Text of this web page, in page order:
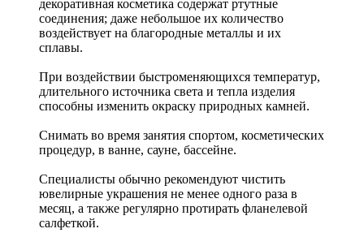
декоративная косметика содержат ртутные
соединения; даже небольшое их количество
воздействует на благородные металлы и их
сплавы.
При воздействии быстроменяющихся температур,
длительного источника света и тепла изделия
способны изменить окраску природных камней.
Снимать во время занятия спортом, косметических
процедур, в ванне, сауне, бассейне.
Специалисты обычно рекомендуют чистить
ювелирные украшения не менее одного раза в
месяц, а также регулярно протирать фланелевой
салфеткой.